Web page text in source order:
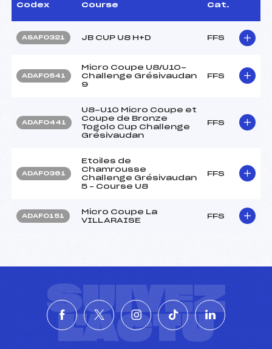
Codex Course Cat.
ASAF0321 JB CUP U8 H+D FFS
ADAF0541
Micro Coupe U8/U10-
Challenge Grésivaudan
9
FFS
ADAF0441
U8-U10 Micro Coupe et
Coupe de Bronze
Togolo Cup Challenge
Grésivaudan
FFS
ADAF0361
Etoiles de
Chamrousse
Challenge Grésivaudan
5 – Course U8
FFS
ADAF0151
Micro Coupe La
VILLARAISE
FFS
SUIVEZ
L'ACTU